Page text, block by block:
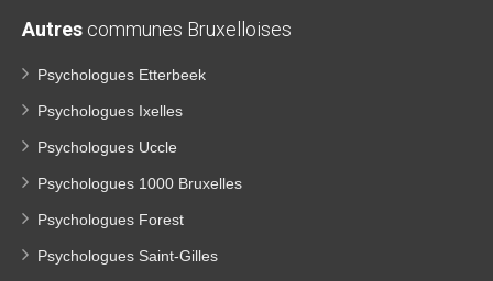
Autres communes Bruxelloises
Psychologues Etterbeek
Psychologues Ixelles
Psychologues Uccle
Psychologues 1000 Bruxelles
Psychologues Forest
Psychologues Saint-Gilles